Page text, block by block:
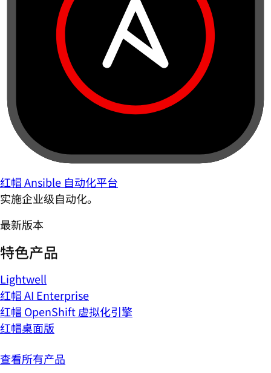
红帽 Ansible 自动化平台
实施企业级自动化。
最新版本
特色产品
Lightwell
红帽 AI Enterprise
红帽 OpenShift 虚拟化引擎
红帽桌面版
查看所有产品